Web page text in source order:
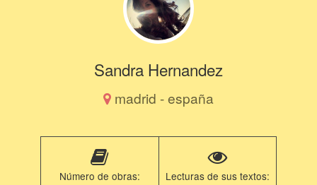
Sandra Hernandez
madrid - españa
Número de obras: Lecturas de sus textos: